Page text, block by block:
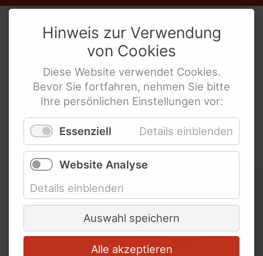
Menschen mit Behinderung
Bundesweite Frauenorganisationen
Bundesministerien und mehr
Internationale Links
Weibernetze.V.
Politische Interes­sen­ver­tre­tung
behinderte Frauen
In der WeiberZEIT nach
Schlagworten suchen
Ableismus
Abschied
Hinweis zur Verwendung
von Cookies
Diese Website verwendet Cookies.
Bevor Sie fortfahren, nehmen Sie bitte
Ihre persönlichen Einstellungen vor:
Essenziell Details einblenden
Website Analyse
Details einblenden
Auswahl speichern
Alle akzeptieren